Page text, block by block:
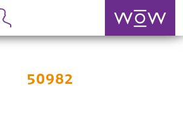
50982